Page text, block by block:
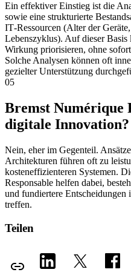
Ein effektiver Einstieg ist die
sowie eine strukturierte
IT‑Ressourcen (Alter der
Lebenszyklus). Auf dieser Basis
Wirkung priorisieren, ohne
Solche Analysen können oft
gezielter Unterstützung
05
Bremst Numérique
digitale Innovation?
Nein, eher im Gegenteil.
Architekturen führen oft zu
kosteneffizienteren Systemen.
Responsable helfen dabei,
und fundiertere
treffen.
Teilen